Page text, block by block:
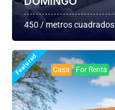
450 / metros cuadrados
Featured Casa For Renta